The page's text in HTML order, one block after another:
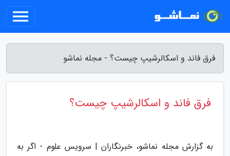
فرق فاند و اسکالرشیپ چیست؟ - مجله نماشو
فرق فاند و اسکالرشیپ چیست؟
به گزارش مجله نماشو، خبرنگاران | سرویس علوم - اگر به